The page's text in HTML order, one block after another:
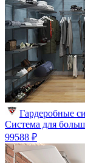
Гардеробные
Система для
99588 ₽